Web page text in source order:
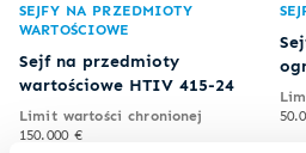
SEJFY NA PRZEDMIOTY
WARTOŚCIOWE
Sejf na przedmioty
wartościowe HTIV 415-24
Limit wartości chronionej
150.000 €